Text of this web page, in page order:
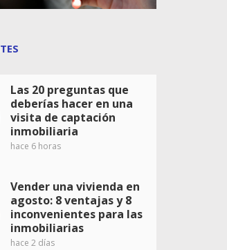
Las 20 preguntas que
deberías hacer en una
visita de captación
inmobiliaria
hace 6 horas
Vender una vivienda en
agosto: 8 ventajas y 8
inconvenientes para las
inmobiliarias
hace 2 días